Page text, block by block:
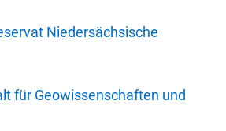
Niedersächsische
für Geowissenschaften und